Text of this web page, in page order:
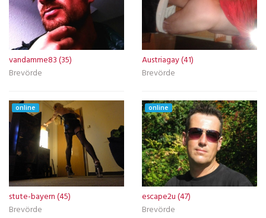
vandamme83 (35)
Brevörde
Austriagay (41)
Brevörde
online
stute-bayern (45)
Brevörde
online
escape2u (47)
Brevörde